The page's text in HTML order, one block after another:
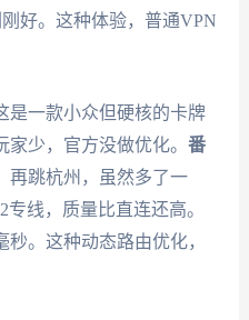
好。这种体验，普通VPN
是一款小众但硬核的卡牌
少，官方没做优化。 番
再跳杭州，虽然多了一
线，质量比直连还高。
。这种动态路由优化，